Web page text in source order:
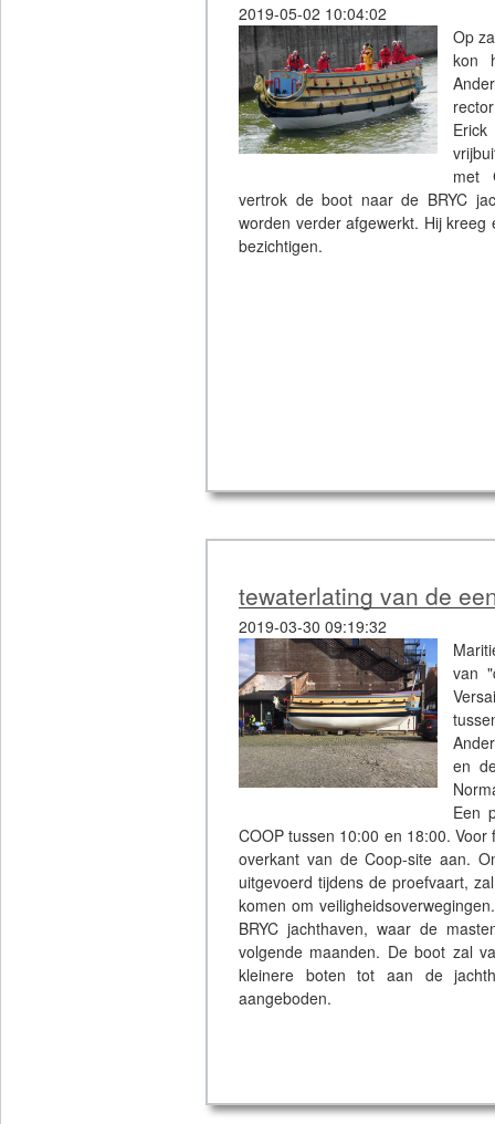
2019-05-02 10:04:02
Op
kon
met
vertrok de boot naar de BRYC
worden verder afgewerkt. Hij
bezichtigen.
tewaterlating van de
2019-03-30 09:19:32
van
en
Een
COOP tussen 10:00 en 18:00.
overkant van de Coop-site aan.
uitgevoerd tijdens de proefvaart,
komen om
BRYC jachthaven, waar de
volgende maanden. De boot zal
kleinere boten tot aan de
aangeboden.